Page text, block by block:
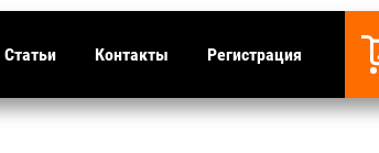
Статьи Контакты Регистрация